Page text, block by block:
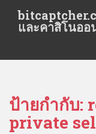
t
และคาสิโนออ
ป้ายกำกับ:
private